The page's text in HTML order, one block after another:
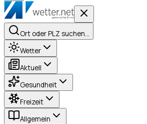
Ort oder PLZ suchen…
Wetter
Aktuell
Gesundheit
Freizeit
Allgemein